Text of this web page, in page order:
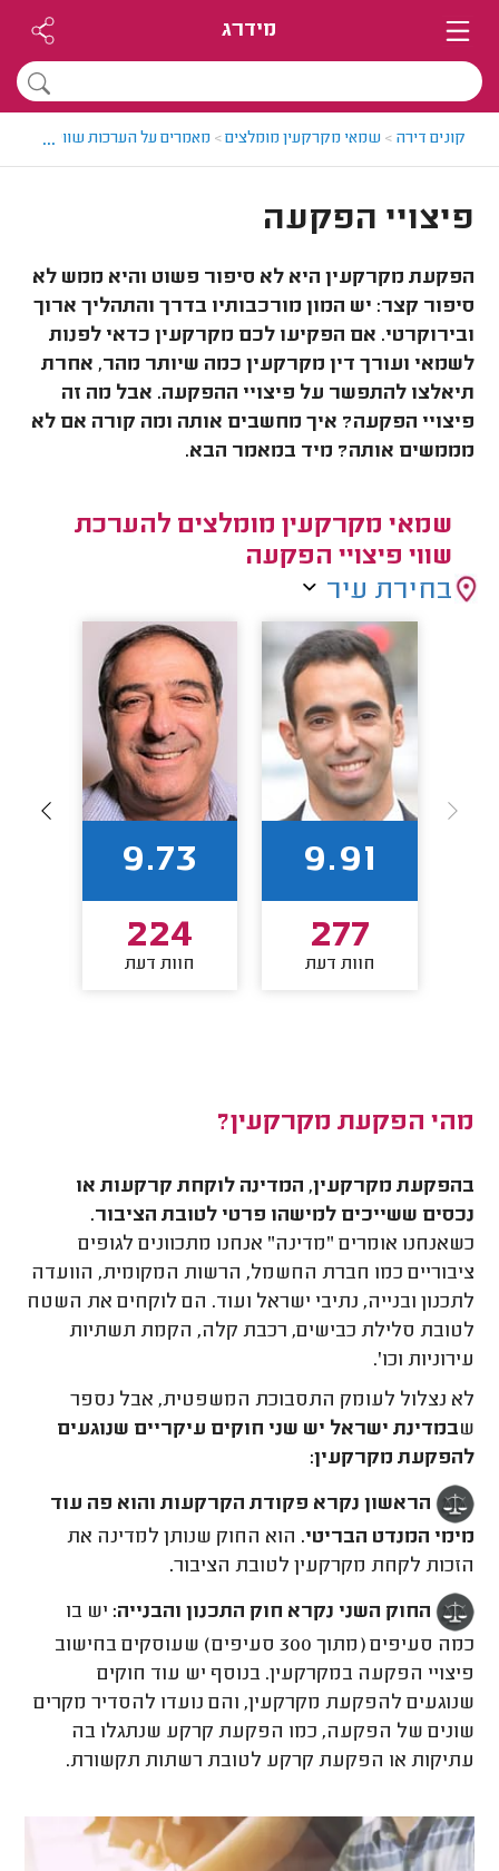
מידרג
קונים דירה > שמאי מקרקעין מומלצים> מאמרים על הערכות שווי >
...
פיצויי הפקעה
הפקעת מקרקעין היא לא סיפור פשוט והיא ממש לא
סיפור קצר: יש המון מורכבותיו בדרך והתהליך ארוך
ובירוקרטי. אם הפקיעו לכם מקרקעין כדאי לפנות
לשמאי ועורך דין מקרקעין כמה שיותר מהר, אחרת
תיאלצו להתפשר על פיצויי ההפקעה. אבל מה זה
פיצויי הפקעה? איך מחשבים אותה ומה קורה אם לא
מממשים אותה? מיד במאמר הבא.
שמאי מקרקעין מומלצים להערכת
שווי פיצויי הפקעה
בחירת עיר
9.91
277
חוות דעת
9.73
224
חוות דעת
מהי הפקעת מקרקעין?
בהפקעת מקרקעין, המדינה לוקחת קרקעות או
נכסים ששייכים למישהו פרטי לטובת הציבור.
כשאנחנו אומרים "מדינה" אנחנו מתכוונים לגופים
ציבוריים כמו חברת החשמל, הרשות המקומית, הוועדה
לתכנון ובנייה, נתיבי ישראל ועוד. הם לוקחים את השטח
לטובת סלילת כבישים, רכבת קלה, הקמת תשתיות
עירוניות וכו'.
לא נצלול לעומק התסבוכת המשפטית, אבל נספר
שבמדינת ישראל יש שני חוקים עיקריים שנוגעים
להפקעת מקרקעין:
הראשון נקרא פקודת הקרקעות והוא פה עוד
מימי המנדט הבריטי. הוא החוק שנותן למדינה את
הזכות לקחת מקרקעין לטובת הציבור.
החוק השני נקרא חוק התכנון והבנייה: יש בו
כמה סעיפים (מתוך 300 סעיפים) שעוסקים בחישוב
פיצויי הפקעה במקרקעין. בנוסף יש עוד חוקים
שנוגעים להפקעת מקרקעין, והם נועדו להסדיר מקרים
שונים של הפקעה, כמו הפקעת קרקע שנתגלו בה
עתיקות או הפקעת קרקע לטובת רשתות תקשורת.